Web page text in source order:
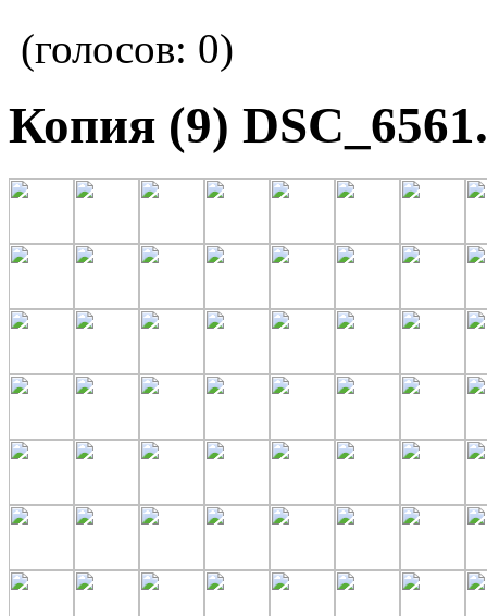
(голосов: 0)
Копия (9)